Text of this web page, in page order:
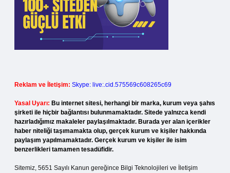
Reklam ve İletişim: Skype: live:.cid.575569c608265c69
Yasal Uyarı: Bu internet sitesi, herhangi bir marka, kurum veya şahıs
şirketi ile hiçbir bağlantısı bulunmamaktadır. Sitede yalnızca kendi
hazırladığımız makaleler paylaşılmaktadır. Burada yer alan içerikler
haber niteliği taşımamakta olup, gerçek kurum ve kişiler hakkında
paylaşım yapılmamaktadır. Gerçek kurum ve kişiler ile isim
benzerlikleri tamamen tesadüfidir.
Sitemiz, 5651 Sayılı Kanun gereğince Bilgi Teknolojileri ve İletişim